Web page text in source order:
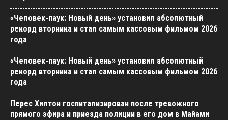
«Человек-паук: Новый день» установил абсолютный
рекорд вторника и стал самым кассовым фильмом 2026
года
«Человек-паук: Новый день» установил абсолютный
рекорд вторника и стал самым кассовым фильмом 2026
года
Перес Хилтон госпитализирован после тревожного
прямого эфира и приезда полиции в его дом в Майами